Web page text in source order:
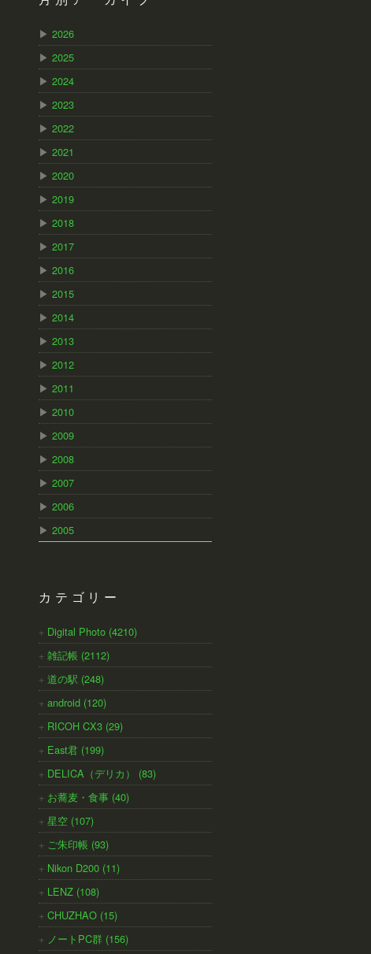
▶ 2026
▶ 2025
▶ 2024
▶ 2023
▶ 2022
▶ 2021
▶ 2020
▶ 2019
▶ 2018
▶ 2017
▶ 2016
▶ 2015
▶ 2014
▶ 2013
▶ 2012
▶ 2011
▶ 2010
▶ 2009
▶ 2008
▶ 2007
▶ 2006
▶ 2005
カテゴリー
Digital Photo (4210)
雑記帳 (2112)
道の駅 (248)
android (120)
RICOH CX3 (29)
East君 (199)
DELICA（デリカ） (83)
お蕎麦・食事 (40)
星空 (107)
ご朱印帳 (93)
Nikon D200 (11)
LENZ (108)
CHUZHAO (15)
ノートPC群 (156)